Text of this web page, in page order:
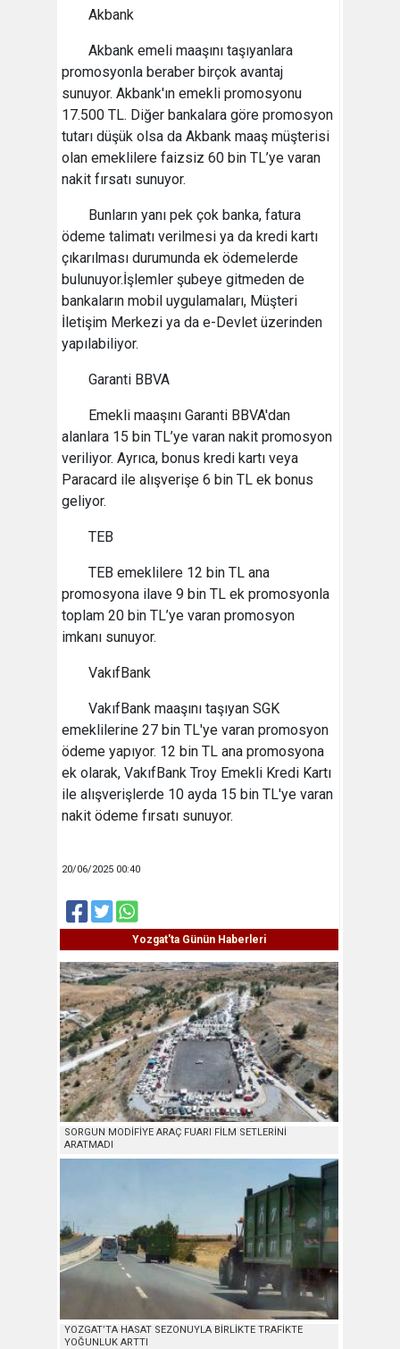
Akbank
Akbank emeli maaşını taşıyanlara
promosyonla beraber birçok avantaj
sunuyor. Akbank'ın emekli promosyonu
17.500 TL. Diğer bankalara göre promosyon
tutarı düşük olsa da Akbank maaş müşterisi
olan emeklilere faizsiz 60 bin TL’ye varan
nakit fırsatı sunuyor.
Bunların yanı pek çok banka, fatura
ödeme talimatı verilmesi ya da kredi kartı
çıkarılması durumunda ek ödemelerde
bulunuyor.İşlemler şubeye gitmeden de
bankaların mobil uygulamaları, Müşteri
İletişim Merkezi ya da e-Devlet üzerinden
yapılabiliyor.
Garanti BBVA
Emekli maaşını Garanti BBVA'dan
alanlara 15 bin TL’ye varan nakit promosyon
veriliyor. Ayrıca, bonus kredi kartı veya
Paracard ile alışverişe 6 bin TL ek bonus
geliyor.
TEB
TEB emeklilere 12 bin TL ana
promosyona ilave 9 bin TL ek promosyonla
toplam 20 bin TL’ye varan promosyon
imkanı sunuyor.
VakıfBank
VakıfBank maaşını taşıyan SGK
emeklilerine 27 bin TL'ye varan promosyon
ödeme yapıyor. 12 bin TL ana promosyona
ek olarak, VakıfBank Troy Emekli Kredi Kartı
ile alışverişlerde 10 ayda 15 bin TL'ye varan
nakit ödeme fırsatı sunuyor.
20/06/2025 00:40
Yozgat'ta Günün Haberleri
SORGUN MODİFİYE ARAÇ FUARI FİLM SETLERİNİ
ARATMADI
YOZGAT’TA HASAT SEZONUYLA BİRLİKTE TRAFİKTE
YOĞUNLUK ARTTI